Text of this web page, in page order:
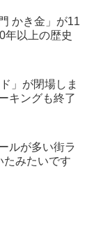
かき金」が11
年以上の歴史
」が閉場しま
キングも終了
ルが多い街ラ
たみたいです